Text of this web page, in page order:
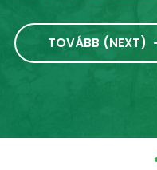
TOVÁBB (NEXT)